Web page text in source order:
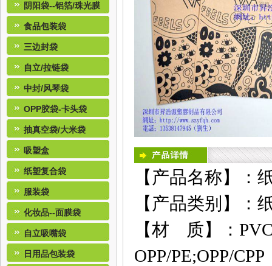
阴阳袋--铝箔/珠光膜
食品包装袋
三边封袋
自立/拉链袋
中封/风琴袋
OPP胶袋-卡头袋
抽真空袋/大米袋
吸塑盒
纸塑复合袋
服装袋
化妆品--面膜袋
自立吸嘴袋
日用品包装袋
【产品名称】：
【 产品类别】：
【材 质】：
OPP/PE;OPP/CPP